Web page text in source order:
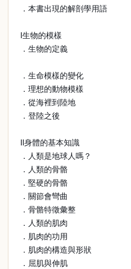
．本書出現的解剖學用語
I生物的模樣
．生物的定義
．生命模樣的變化
．理想的動物模樣
．從海裡到陸地
．登陸之後
II身體的基本知識
．人類是地球人嗎？
．人類的骨骼
．堅硬的骨骼
．關節會彎曲
．骨骼特徵彙整
．人類的肌肉
．肌肉的功用
．肌肉的構造與形狀
．屈肌與伸肌